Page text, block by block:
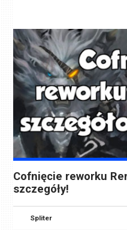
Cofnięcie reworku
szczegóły!
Spliter